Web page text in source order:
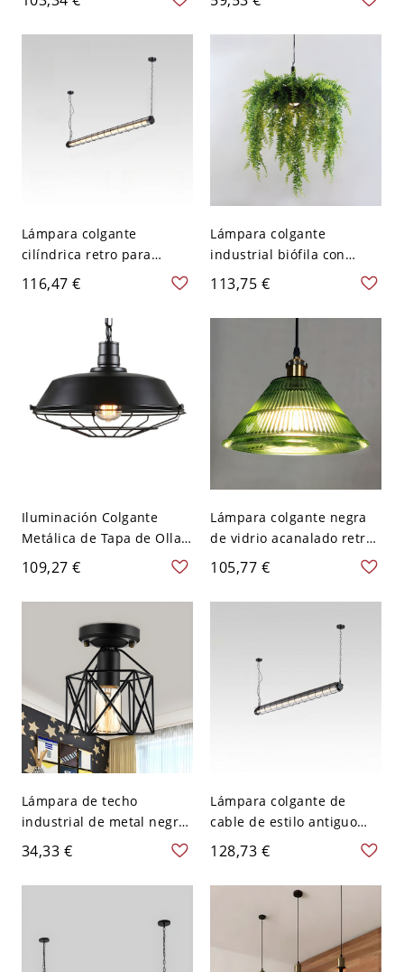
Suspendida de Metal para
Bar - 110 A 120 V Azul
bombilla, aplique exterior
con brazo de cuello de
ganso en negro - 110 A
120 V Negro
Lámpara colgante
cilíndrica retro para
cocina, uso no residencial,
con cadena, negra, 110V-
120V, luz cálida, 4.5"
116,47 €
Lámpara colgante
industrial biófila con
plantas artificiales y
acabado negro mate -
Estilo 1 110 A 120 V
113,75 €
Iluminación Colgante
Metálica de Tapa de Olla
1 Cabeza Luz Pendiente
Industrial para Bar - 110 A
120 V Negro 26,67 cm
109,27 €
Lámpara colgante negra
de vidrio acanalado retro
de 1 cabeza para
restaurante cónico
comercial - 110 A 120 V
105,77 €
Lámpara de techo
industrial de metal negro
con diseño de jaula
hexagonal para sala de
estar semi empotrada
34,33 €
Lámpara colgante de
cable de estilo antiguo
para isla de cocina con
pantalla de vidrio en color
gris metálico y longitud
128,73 €